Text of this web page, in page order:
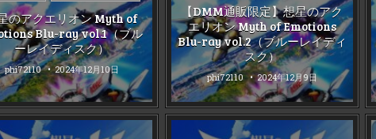
のアクエリオン Myth of
Blu-ray vol.1（ブル
ーレイディスク）
phi72110 2024年12月10日
【DMM通販限定】想星のアク
エリオン Myth of Emotions
Blu-ray vol.2（ブルーレイディ
スク）
phi72110 2024年12月9日